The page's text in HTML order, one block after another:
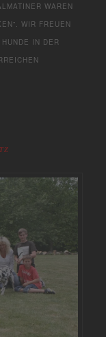
WAREN
WIR FREUEN
IN DER